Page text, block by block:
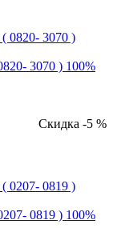
3070 ) 100%
Скидка -5 %
0819 ) 100%